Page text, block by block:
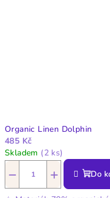
Organic Linen Dolphin
485 Kč
Skladem (2 ks)
+
− Do